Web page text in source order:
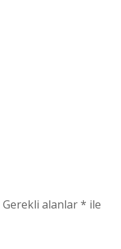
Gerekli alanlar* ile